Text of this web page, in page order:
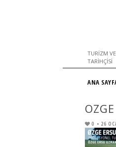
TURIZM
TARIHÇISI
ANA
0 • 26